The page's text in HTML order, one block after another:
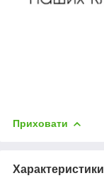
Приховати
Характеристики